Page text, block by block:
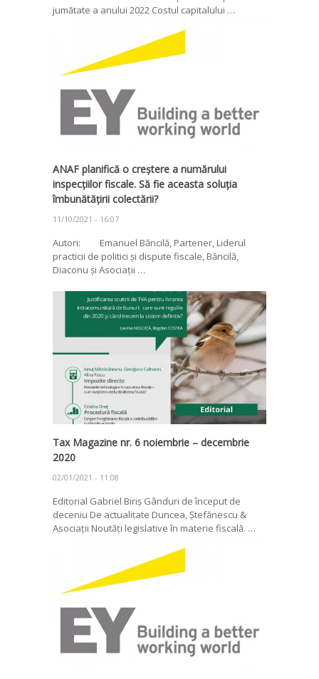
jumătate a anului 2022 Costul capitalului …
ANAF planifică o creștere a numărului
inspecțiilor fiscale. Să fie aceasta soluția
îmbunătățirii colectării?
11/10/2021 - 16:07
Autori: Emanuel Băncilă, Partener, Liderul
practicii de politici și dispute fiscale, Băncilă,
Diaconu și Asociații …
Tax Magazine nr. 6 noiembrie – decembrie
2020
02/01/2021 - 11:08
Editorial Gabriel Biriș Gânduri de început de
deceniu De actualitate Duncea, Ștefănescu &
Asociații Noutăți legislative în materie fiscală. …